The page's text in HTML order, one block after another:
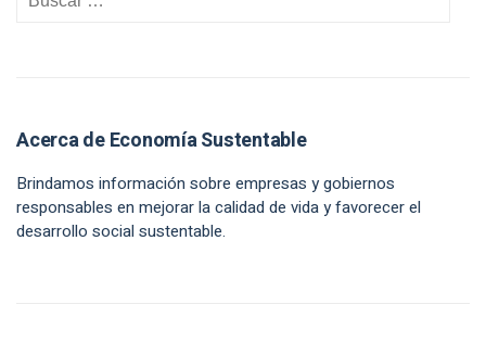
Acerca de Economía Sustentable
Brindamos información sobre empresas y gobiernos
responsables en mejorar la calidad de vida y favorecer el
desarrollo social sustentable.